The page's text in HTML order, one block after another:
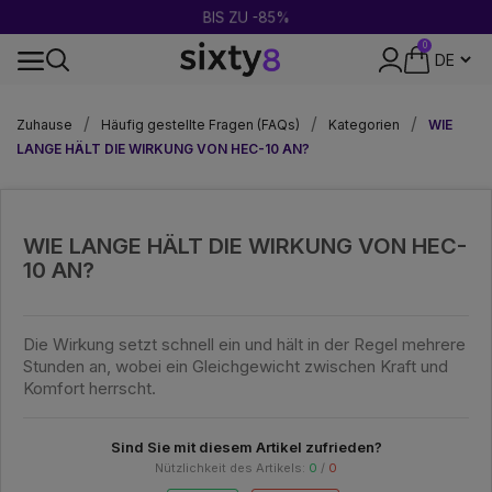
BIS ZU -85%
0
Zuhause
Häufig gestellte Fragen (FAQs) Kategorien
WIE
LANGE HÄLT DIE WIRKUNG VON HEC-10 AN?
WIE LANGE HÄLT DIE WIRKUNG VON HEC-
10 AN?
Die Wirkung setzt schnell ein und hält in der Regel mehrere
Stunden an, wobei ein Gleichgewicht zwischen Kraft und
Komfort herrscht.
Sind Sie mit diesem Artikel zufrieden?
Nützlichkeit des Artikels: 0 / 0